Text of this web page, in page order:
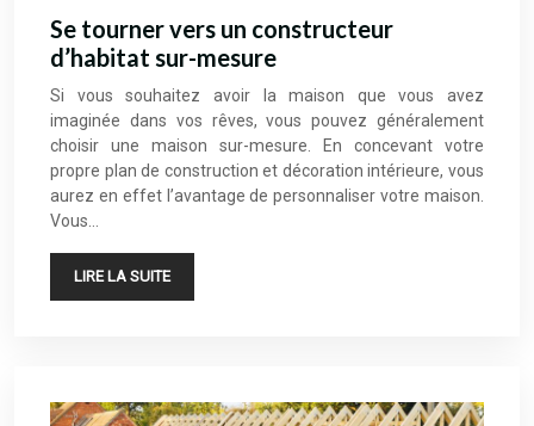
Se tourner vers un constructeur
d’habitat sur-mesure
Si vous souhaitez avoir la maison que vous avez
imaginée dans vos rêves, vous pouvez généralement
choisir une maison sur-mesure. En concevant votre
propre plan de construction et décoration intérieure, vous
aurez en effet l’avantage de personnaliser votre maison.
Vous…
LIRE LA SUITE